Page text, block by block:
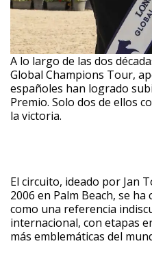
A lo largo de las dos
Global Champions Tour,
españoles han logrado
Premio. Solo dos de ellos
la victoria.
El circuito, ideado por Jan
2006 en Palm Beach, se
como una referencia
internacional, con etapas
más emblemáticas del